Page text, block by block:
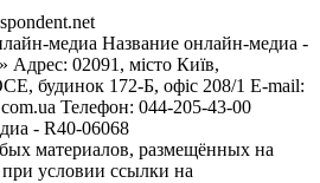
медиа Название онлайн-медиа -
Адрес: 02091, місто Київ,
будинок 172-Б, офіс 208/1 E-mail:
Телефон: 044-205-43-00
- R40-06068
материалов, размещённых на
при условии ссылки на